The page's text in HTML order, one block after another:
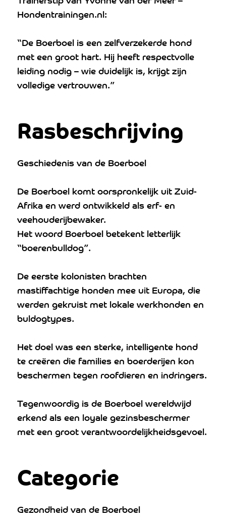
Hondentrainingen.nl:
“De Boerboel is een zelfverzekerde hond
met een groot hart. Hij heeft respectvolle
leiding nodig – wie duidelijk is, krijgt zijn
volledige vertrouwen.”
Rasbeschrijving
Geschiedenis van de Boerboel
De Boerboel komt oorspronkelijk uit Zuid-
Afrika en werd ontwikkeld als erf- en
veehouderijbewaker.
Het woord Boerboel betekent letterlijk
“boerenbulldog”.
De eerste kolonisten brachten
mastiffachtige honden mee uit Europa, die
werden gekruist met lokale werkhonden en
buldogtypes.
Het doel was een sterke, intelligente hond
te creëren die families en boerderijen kon
beschermen tegen roofdieren en indringers.
Tegenwoordig is de Boerboel wereldwijd
erkend als een loyale gezinsbeschermer
met een groot verantwoordelijkheidsgevoel.
Categorie
Gezondheid van de Boerboel